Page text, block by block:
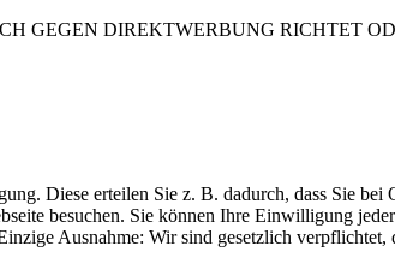
GEGEN DIREKTWERBUNG RICHTET
Diese erteilen Sie z. B. dadurch, dass Sie bei
besuchen. Sie können Ihre Einwilligung
Ausnahme: Wir sind gesetzlich